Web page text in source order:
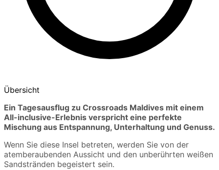
Übersicht
Ein Tagesausflug zu Crossroads Maldives mit einem
All-inclusive-Erlebnis verspricht eine perfekte
Mischung aus Entspannung, Unterhaltung und Genuss.
Wenn Sie diese Insel betreten, werden Sie von der
atemberaubenden Aussicht und den unberührten weißen
Sandstränden begeistert sein.